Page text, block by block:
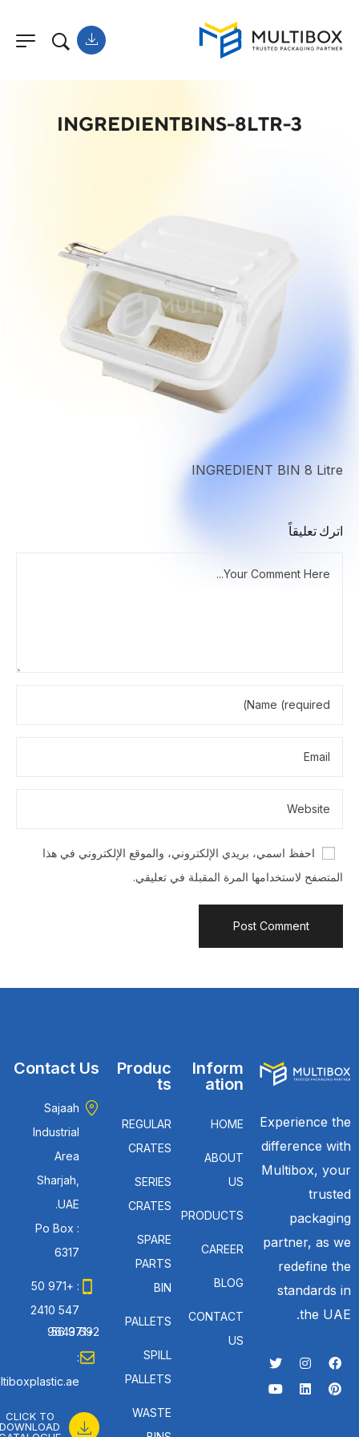
INGREDIENTBINS-8LTR-3
INGREDIENT BIN 8 Litre
اترك تعليقاً
احفظ اسمي، بريدي الإلكتروني، والموقع الإلكتروني في هذا
المتصفح لاستخدامها المرة المقبلة في تعليقي.
Experience the
difference with
Multibox, your
trusted
packaging
partner, as we
redefine the
standards in
the UAE.
Inform
ation
HOME
ABOUT
US
PRODUCTS
CAREER
BLOG
CONTACT
US
Produc
ts
REGULAR
CRATES
SERIES
CRATES
SPARE
PARTS
BIN
PALLETS
SPILL
PALLETS
WASTE
Contact Us
Sajaah
Industrial
Area
Sharjah,
UAE.
Po Box :
6317
: +971 50
547 2410
: +971 56 692 9643
:
CLICK TO
DOWNLOAD